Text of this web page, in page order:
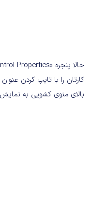
کارتان را با تایپ کردن
بالای منوی کشویی به